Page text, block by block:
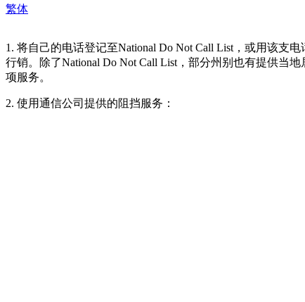
繁体
1. 将自己的电话登记至National Do Not Call List，或用该支
行销。除了National Do Not Call List，部分州别也有提供当
项服务。
2. 使用通信公司提供的阻挡服务：